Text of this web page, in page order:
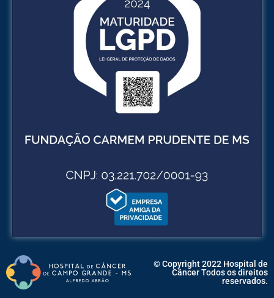
© Copyright 2022 Hospital de
Câncer Todos os direitos
reservados.